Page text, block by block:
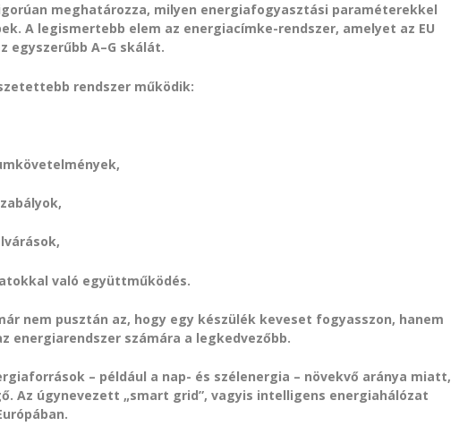
meghatározza, milyen energiafogyasztási paraméterekkel
A legismertebb elem az energiacímke-rendszer, amelyet az EU
egyszerűbb A–G skálát.
rendszer működik:
való együttműködés.
nem pusztán az, hogy egy készülék keveset fogyasszon, hanem
energiarendszer számára a legkedvezőbb.
– például a nap- és szélenergia – növekvő aránya miatt,
Az úgynevezett „smart grid”, vagyis intelligens energiahálózat